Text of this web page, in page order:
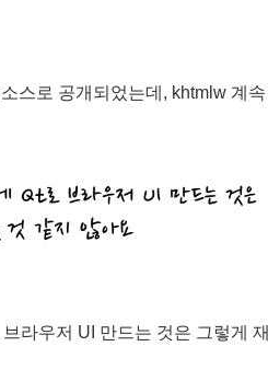
스로 공개되었는데, khtmlw 계
브라우저 UI 만드는 것은 그렇게